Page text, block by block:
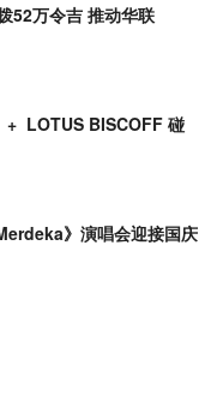
52万令吉 推动华联
LOTUS BISCOFF 碰
》演唱会迎接国庆